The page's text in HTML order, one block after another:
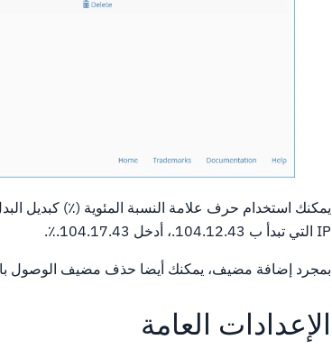
يمكنك استخدام حرف علامة النسبة المئوية (٪) كبديل
IP التي تبدأ ب 104.12.43.، أدخل 104.17.43.٪.
بمجرد إضافة مضيف، يمكنك أيضا حذف مضيف الوصول
الإعدادات العامة